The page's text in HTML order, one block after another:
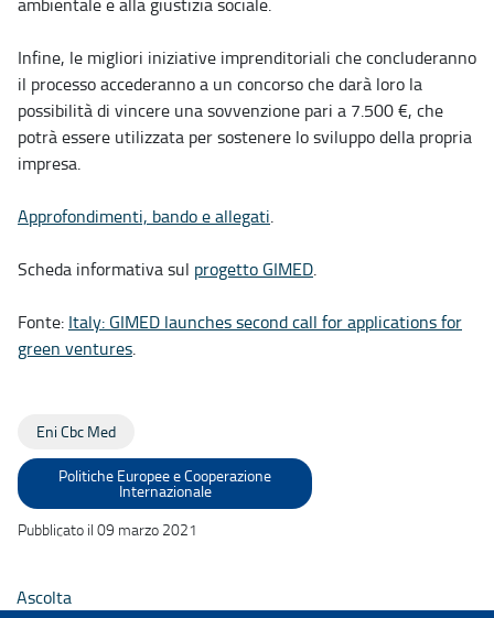
Infine, le migliori iniziative imprenditoriali che concluderanno
il processo accederanno a un concorso che darà loro la
possibilità di vincere una sovvenzione pari a 7.500 €, che
potrà essere utilizzata per sostenere lo sviluppo della propria
impresa.
Approfondimenti, bando e allegati.
Scheda informativa sul progetto GIMED.
Fonte: Italy: GIMED launches second call for applications for
green ventures.
Eni Cbc Med
Politiche Europee e Cooperazione
Internazionale
Pubblicato il 09 marzo 2021
Ascolta